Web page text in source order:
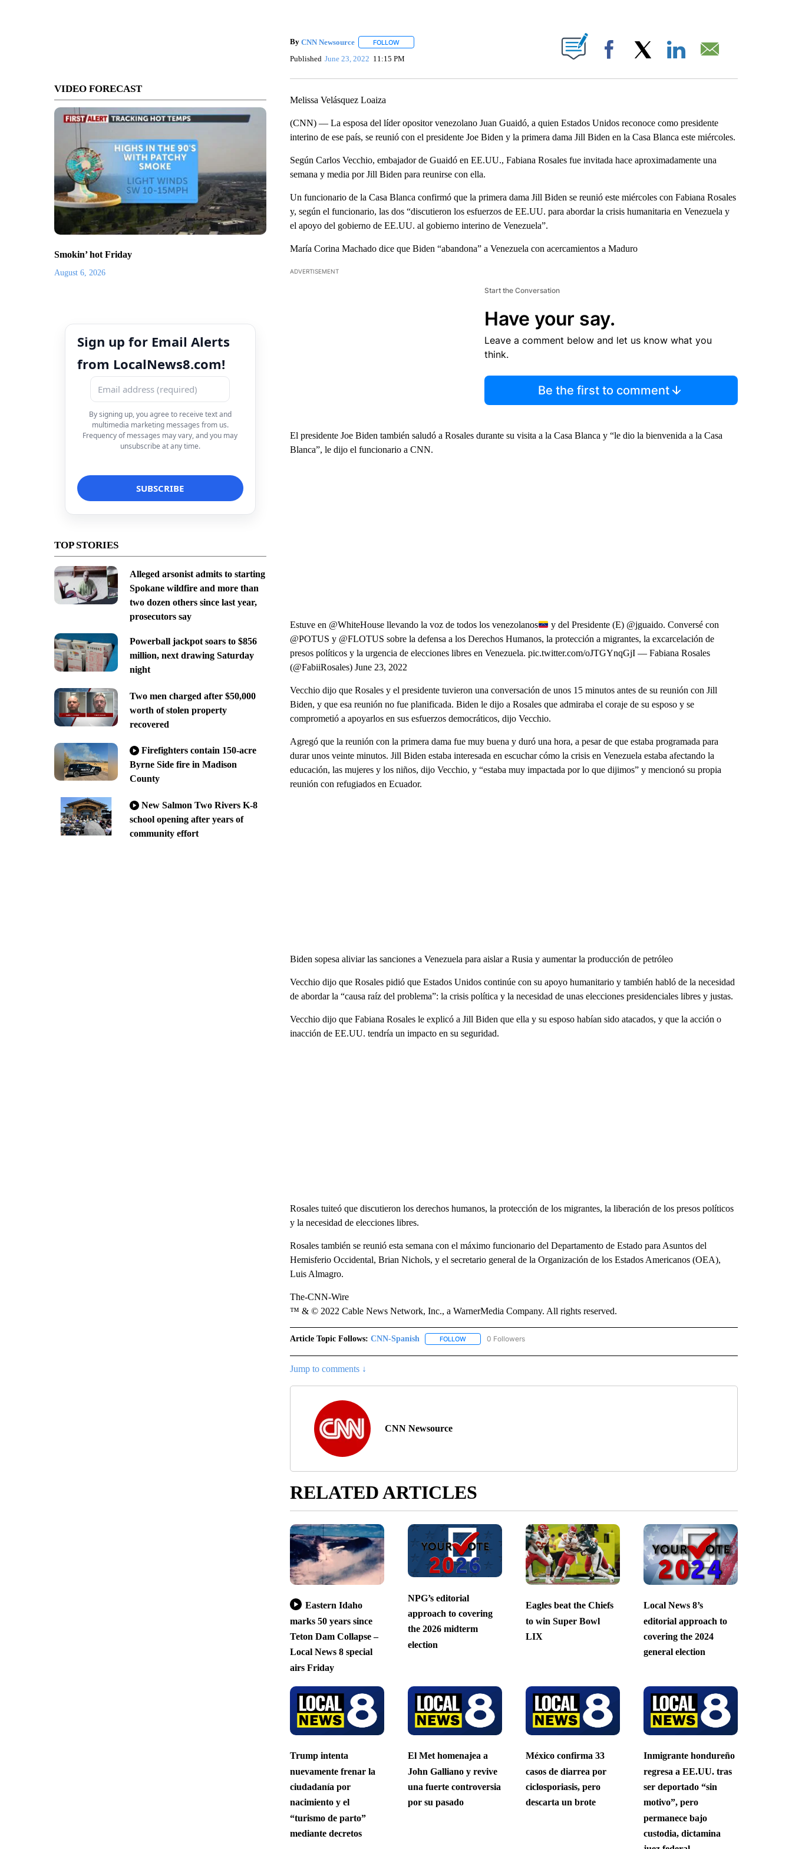
VIDEO FORECAST
Smokin’ hot Friday
August 6, 2026
Sign up for Email Alerts
from LocalNews8.com!
By signing up, you agree to receive text and
multimedia marketing messages from us.
Frequency of messages may vary, and you may
unsubscribe at any time.
TOP STORIES
Alleged arsonist admits to starting
Spokane wildfire and more than
two dozen others since last year,
prosecutors say
Powerball jackpot soars to $856
million, next drawing Saturday
night
Two men charged after $50,000
worth of stolen property
recovered
Firefighters contain 150-acre
Byrne Side fire in Madison
County
New Salmon Two Rivers K-8
school opening after years of
community effort
By CNN Newsource FOLLOWFOLLOW "" TO RECEIVE NOTIFICATIONS ABOUT NEW PAGES ON "".
Published June 23, 2022 11:15 PM Facebook
Melissa Velásquez Loaiza
(CNN) — La esposa del líder opositor venezolano Juan Guaidó, a quien Estados Unidos reconoce como presidente
interino de ese país, se reunió con el presidente Joe Biden y la primera dama Jill Biden en la Casa Blanca este miércoles.
Según Carlos Vecchio, embajador de Guaidó en EE.UU., Fabiana Rosales fue invitada hace aproximadamente una
semana y media por Jill Biden para reunirse con ella.
Un funcionario de la Casa Blanca confirmó que la primera dama Jill Biden se reunió este miércoles con Fabiana Rosales
y, según el funcionario, las dos “discutieron los esfuerzos de EE.UU. para abordar la crisis humanitaria en Venezuela y
el apoyo del gobierno de EE.UU. al gobierno interino de Venezuela”.
María Corina Machado dice que Biden “abandona” a Venezuela con acercamientos a Maduro
ADVERTISEMENT
Start the Conversation
Have your say.
Leave a comment below and let us know what you
think.
Be the first to comment
El presidente Joe Biden también saludó a Rosales durante su visita a la Casa Blanca y “le dio la bienvenida a la Casa
Blanca”, le dijo el funcionario a CNN.
Estuve en @WhiteHouse llevando la voz de todos los venezolanos
y del Presidente (E) @jguaido. Conversé con
@POTUS y @FLOTUS sobre la defensa a los Derechos Humanos, la protección a migrantes, la excarcelación de
presos políticos y la urgencia de elecciones libres en Venezuela. pic.twitter.com/oJTGYnqGjI — Fabiana Rosales
(@FabiiRosales) June 23, 2022
Vecchio dijo que Rosales y el presidente tuvieron una conversación de unos 15 minutos antes de su reunión con Jill
Biden, y que esa reunión no fue planificada. Biden le dijo a Rosales que admiraba el coraje de su esposo y se
comprometió a apoyarlos en sus esfuerzos democráticos, dijo Vecchio.
Agregó que la reunión con la primera dama fue muy buena y duró una hora, a pesar de que estaba programada para
durar unos veinte minutos. Jill Biden estaba interesada en escuchar cómo la crisis en Venezuela estaba afectando la
educación, las mujeres y los niños, dijo Vecchio, y “estaba muy impactada por lo que dijimos” y mencionó su propia
reunión con refugiados en Ecuador.
Biden sopesa aliviar las sanciones a Venezuela para aislar a Rusia y aumentar la producción de petróleo
Vecchio dijo que Rosales pidió que Estados Unidos continúe con su apoyo humanitario y también habló de la necesidad
de abordar la “causa raíz del problema”: la crisis política y la necesidad de unas elecciones presidenciales libres y justas.
Vecchio dijo que Fabiana Rosales le explicó a Jill Biden que ella y su esposo habían sido atacados, y que la acción o
inacción de EE.UU. tendría un impacto en su seguridad.
Rosales tuiteó que discutieron los derechos humanos, la protección de los migrantes, la liberación de los presos políticos
y la necesidad de elecciones libres.
Rosales también se reunió esta semana con el máximo funcionario del Departamento de Estado para Asuntos del
Hemisferio Occidental, Brian Nichols, y el secretario general de la Organización de los Estados Americanos (OEA),
Luis Almagro.
The-CNN-Wire
™ & © 2022 Cable News Network, Inc., a WarnerMedia Company. All rights reserved.
Article Topic Follows: CNN-Spanish FOLLOWFOLLOW "CNN-SPANISH" TO RECEIVE NOTIFICATIONS ABOUT NEW PAGES ON "CNN-SPANISH".
0 Followers
Jump to comments ↓
CNN Newsource
RELATED ARTICLES
Eastern Idaho
marks 50 years since
Teton Dam Collapse –
Local News 8 special
airs Friday
NPG’s editorial
approach to covering
the 2026 midterm
election
Eagles beat the Chiefs
to win Super Bowl
LIX
Local News 8’s
editorial approach to
covering the 2024
general election
Trump intenta
nuevamente frenar la
ciudadanía por
nacimiento y el
“turismo de parto”
mediante decretos
El Met homenajea a
John Galliano y revive
una fuerte controversia
por su pasado
México confirma 33
casos de diarrea por
ciclosporiasis, pero
descarta un brote
Inmigrante hondureño
regresa a EE.UU. tras
ser deportado “sin
motivo”, pero
permanece bajo
custodia, dictamina